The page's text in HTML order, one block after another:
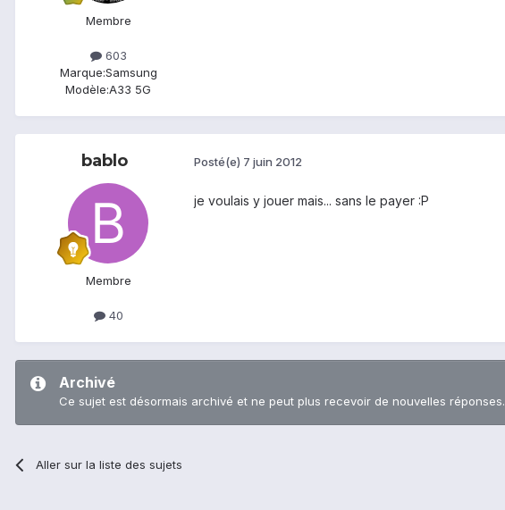
Membre
603
Marque:Samsung
Modèle:A33 5G
bablo
Membre
40
Posté(e) 7 juin 2012
je voulais y jouer mais... sans le payer :P
Archivé
Ce sujet est désormais archivé et ne peut plus recevoir de nouvelles réponses.
Aller sur la liste des sujets